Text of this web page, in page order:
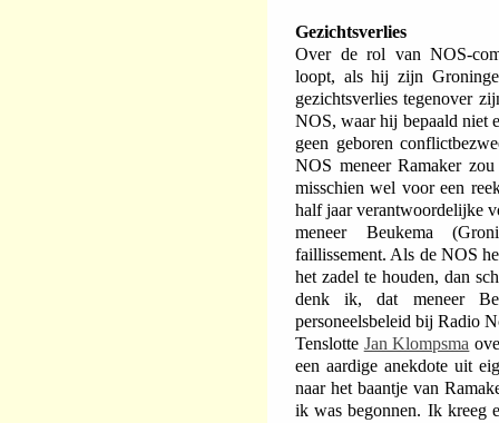
Gezichtsverlies
Over de rol van NOS-
loopt, als hij zijn
gezichtsverlies tegenover
NOS, waar hij bepaald niet
geen geboren
NOS meneer Ramaker
misschien wel voor een
half jaar verantwoordelijke
meneer Beukema
faillissement. Als de NOS
het zadel te houden, dan
denk ik, dat meneer
personeelsbeleid bij Radio
Tenslotte Jan Klompsma
een aardige anekdote uit
naar het baantje van
ik was begonnen. Ik kreeg